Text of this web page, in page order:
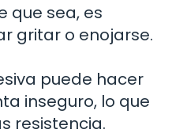
que sea, es
gritar o enojarse.
puede hacer
inseguro, lo que
resistencia.